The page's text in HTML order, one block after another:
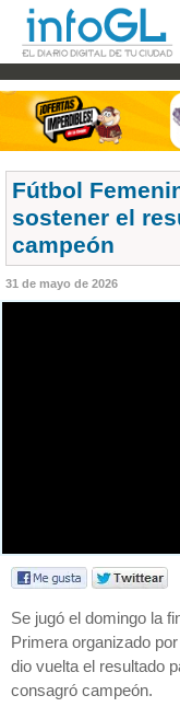
Fútbol
sostener el
campeón
31 de mayo de 2026
Se jugó el domingo la
Primera organizado
dio vuelta el resultado
consagró campeón.